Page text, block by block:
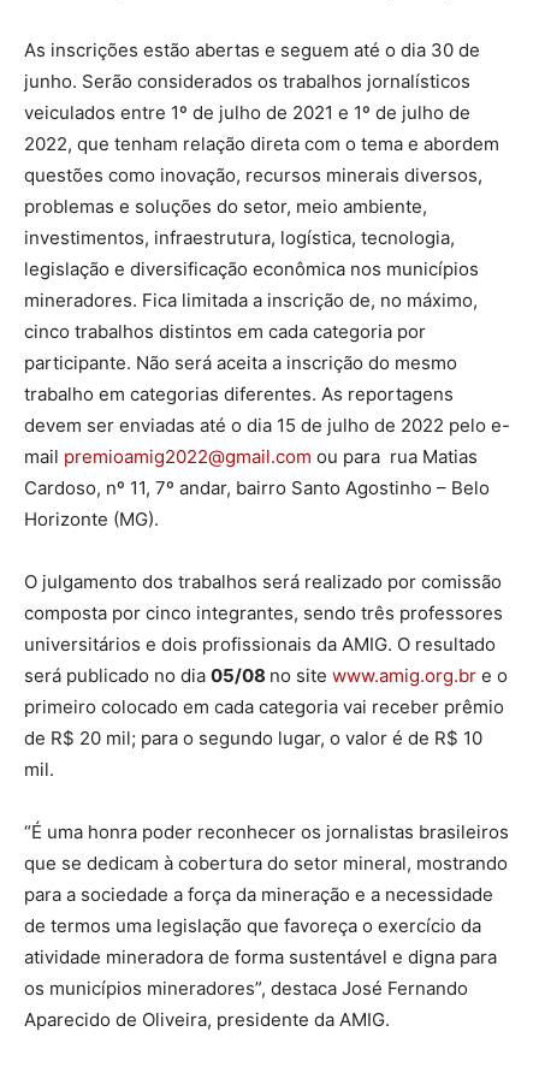
As inscrições estão abertas e seguem até o dia 30 de
junho. Serão considerados os trabalhos jornalísticos
veiculados entre 1º de julho de 2021 e 1º de julho de
2022, que tenham relação direta com o tema e abordem
questões como inovação, recursos minerais diversos,
problemas e soluções do setor, meio ambiente,
investimentos, infraestrutura, logística, tecnologia,
legislação e diversificação econômica nos municípios
mineradores. Fica limitada a inscrição de, no máximo,
cinco trabalhos distintos em cada categoria por
participante. Não será aceita a inscrição do mesmo
trabalho em categorias diferentes. As reportagens
devem ser enviadas até o dia 15 de julho de 2022 pelo e-
mail premioamig2022@gmail.com ou para rua Matias
Cardoso, nº 11, 7º andar, bairro Santo Agostinho – Belo
Horizonte (MG).
O julgamento dos trabalhos será realizado por comissão
composta por cinco integrantes, sendo três professores
universitários e dois profissionais da AMIG. O resultado
será publicado no dia 05/08 no site www.amig.org.br e o
primeiro colocado em cada categoria vai receber prêmio
de R$ 20 mil; para o segundo lugar, o valor é de R$ 10
mil.
“É uma honra poder reconhecer os jornalistas brasileiros
que se dedicam à cobertura do setor mineral, mostrando
para a sociedade a força da mineração e a necessidade
de termos uma legislação que favoreça o exercício da
atividade mineradora de forma sustentável e digna para
os municípios mineradores”, destaca José Fernando
Aparecido de Oliveira, presidente da AMIG.